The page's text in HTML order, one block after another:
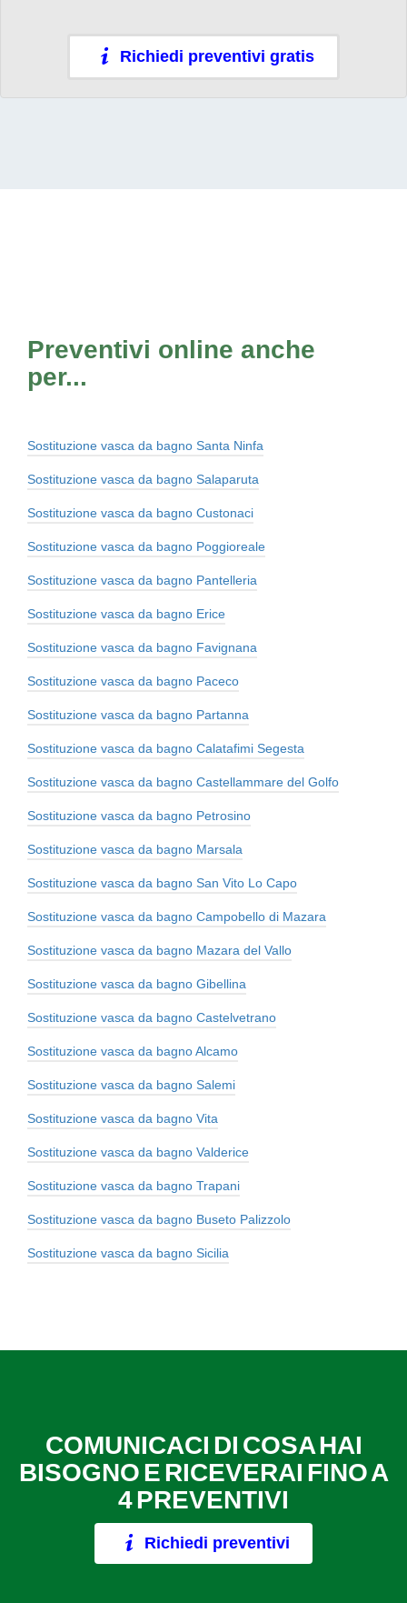
Richiedi preventivi gratis
Preventivi online anche
per...
Sostituzione vasca da bagno Santa Ninfa
Sostituzione vasca da bagno Salaparuta
Sostituzione vasca da bagno Custonaci
Sostituzione vasca da bagno Poggioreale
Sostituzione vasca da bagno Pantelleria
Sostituzione vasca da bagno Erice
Sostituzione vasca da bagno Favignana
Sostituzione vasca da bagno Paceco
Sostituzione vasca da bagno Partanna
Sostituzione vasca da bagno Calatafimi Segesta
Sostituzione vasca da bagno Castellammare del Golfo
Sostituzione vasca da bagno Petrosino
Sostituzione vasca da bagno Marsala
Sostituzione vasca da bagno San Vito Lo Capo
Sostituzione vasca da bagno Campobello di Mazara
Sostituzione vasca da bagno Mazara del Vallo
Sostituzione vasca da bagno Gibellina
Sostituzione vasca da bagno Castelvetrano
Sostituzione vasca da bagno Alcamo
Sostituzione vasca da bagno Salemi
Sostituzione vasca da bagno Vita
Sostituzione vasca da bagno Valderice
Sostituzione vasca da bagno Trapani
Sostituzione vasca da bagno Buseto Palizzolo
Sostituzione vasca da bagno Sicilia
COMUNICACI DI COSA HAI
BISOGNO E RICEVERAI FINO A
4 PREVENTIVI
Richiedi preventivi